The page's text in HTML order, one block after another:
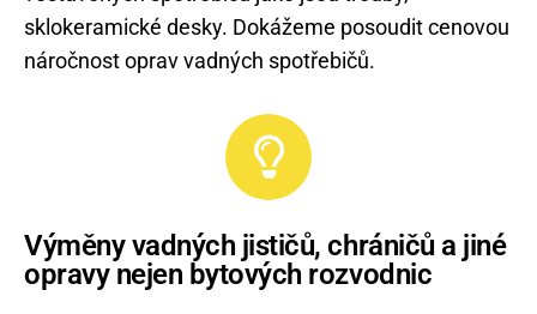
sklokeramické desky. Dokážeme posoudit cenovou
náročnost oprav vadných spotřebičů.
Výměny vadných jističů, chráničů a jiné
opravy nejen bytových rozvodnic